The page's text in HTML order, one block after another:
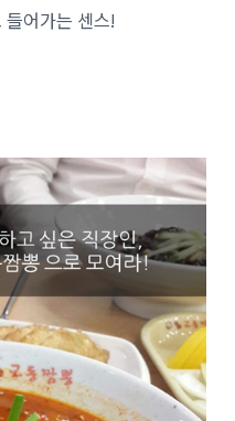
어가는 센스!